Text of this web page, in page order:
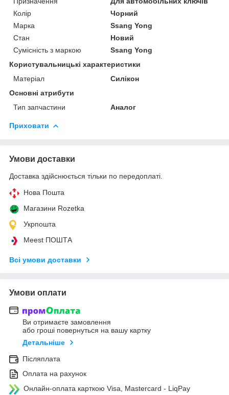
Колір
Чорний
Марка
Ssang Yong
Стан
Новий
Сумісність з маркою
Ssang Yong
Користувальницькі характеристики
Матеріал
Силікон
Основні атрибути
Тип запчастини
Аналог
Приховати
Умови доставки
Доставка здійснюється тільки по передоплаті.
Нова Пошта
Магазини Rozetka
Укрпошта
Meest ПОШТА
Всі умови доставки
Умови оплати
Ви отримаєте замовлення
або гроші повернуться на вашу картку
Детальніше
Післяплата
Оплата на рахунок
Онлайн-оплата карткою Visa, Mastercard - LiqPay